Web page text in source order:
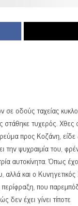
οδούς ταχείας
τυχερός.
προς Κοζάνη,
την ψυχραιμία του,
Όπως
και ο
που
έχει γίνει τίποτε